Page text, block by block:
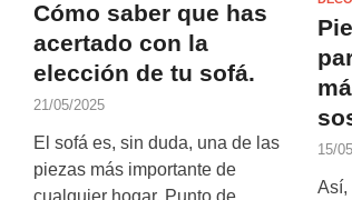
Cómo saber que has
acertado con la
elección de tu sofá.
21/05/2025
El sofá es, sin duda, una de las
piezas más importante de
cualquier hogar. Punto de
15/
Así,